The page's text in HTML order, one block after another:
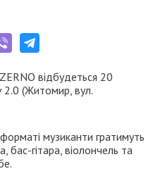
відбудеться 20
2.0 (Житомир, вул.
музиканти гратимуть
бас-гітара, віолончель та